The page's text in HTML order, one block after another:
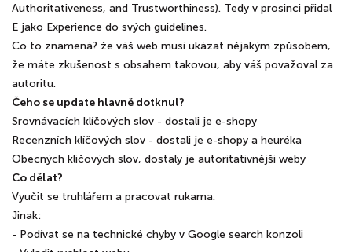
Authoritativeness, and Trustworthiness). Tedy v prosinci přidal
E jako Experience do svých guidelines.
Co to znamená? že váš web musí ukázat nějakým způsobem,
že máte zkušenost s obsahem takovou, aby váš považoval za
autoritu.
Čeho se update hlavně dotknul?
Srovnávacích klíčových slov - dostali je e-shopy
Recenzních klíčových slov - dostali je e-shopy a heuréka
Obecných klíčových slov, dostaly je autoritativnější weby
Co dělat?
Vyučit se truhlářem a pracovat rukama.
Jinak:
- Podívat se na technické chyby v Google search konzoli